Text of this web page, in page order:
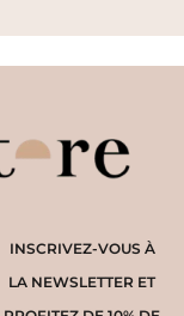
INSCRIVEZ-VOUS À
LA NEWSLETTER ET